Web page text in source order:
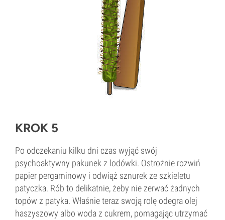
KROK 5
Po odczekaniu kilku dni czas wyjąć swój
psychoaktywny pakunek z lodówki. Ostrożnie rozwiń
papier pergaminowy i odwiąż sznurek ze szkieletu
patyczka. Rób to delikatnie, żeby nie zerwać żadnych
topów z patyka. Właśnie teraz swoją rolę odegra olej
haszyszowy albo woda z cukrem, pomagając utrzymać